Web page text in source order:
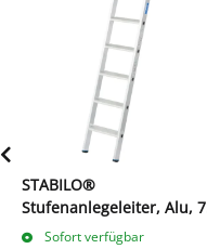
STABILO®
Stufenanlegeleiter, Alu, 7
StufenSofort verfügbar